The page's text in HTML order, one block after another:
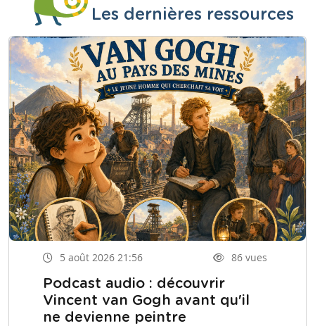
Les dernières ressources
5 août 2026 21:56 86 vues
Podcast audio : découvrir
Vincent van Gogh avant qu'il
ne devienne peintre